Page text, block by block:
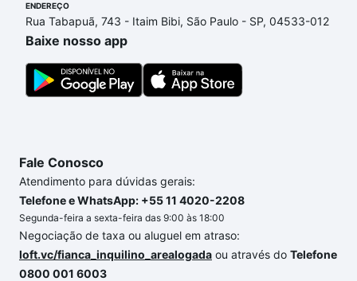
ainda tem alguma dúvida dos custos envolvidos no
processo de compra, veja em nosso portal quanto
custa comprar um apartamento
gente para comprar o imóvel dos seus sonhos com
segurança e conforto. Loft, com você até as
ENDEREÇO
Rua Tabapuã, 743 - Itaim Bibi, São Paulo - SP, 04533-012
Baixe nosso app
Fale Conosco
Atendimento para dúvidas gerais:
Telefone e WhatsApp: +55 11 4020-2208
Segunda-feira a sexta-feira das 9:00 às 18:00
Negociação de taxa ou aluguel em atraso:
loft.vc/fianca_inquilino_arealogada ou através do Telefone
0800 001 6003